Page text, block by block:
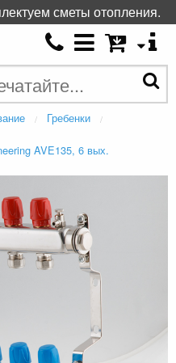
Гребенки
AVE135, 6 вых.
сметы отопления.